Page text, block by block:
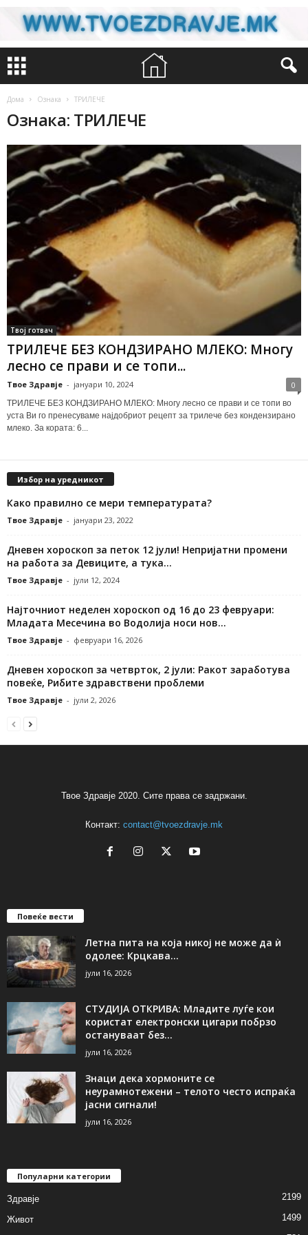
Дома Ознака ТРИЛЕЧЕ
Ознака: ТРИЛЕЧЕ
Твој готвач
ТРИЛЕЧЕ БЕЗ КОНДЗИРАНО МЛЕКО: Многу
лесно се прави и се топи...
Твое Здравје - јануари 10, 2024 0
ТРИЛЕЧЕ БЕЗ КОНДЗИРАНО МЛЕКО: Многу лесно се прави и се топи во
уста Ви го пренесуваме најдобриот рецепт за трилече без кондензирано
млеко. За кората: 6...
Избор на уредникот
Како правилно се мери температурата?
Твое Здравје - јануари 23, 2022
Дневен хороскоп за петок 12 јули! Непријатни промени
на работа за Девиците, а тука...
Твое Здравје - јули 12, 2024
Најточниот неделен хороскоп од 16 до 23 февруари:
Младата Месечина во Водолија носи нов...
Твое Здравје - февруари 16, 2026
Дневен хороскоп за четврток, 2 јули: Ракот заработува
повеќе, Рибите здравствени проблеми
Твое Здравје - јули 2, 2026
Твое Здравје 2020. Сите права се задржани.
Контакт: contact@tvoezdravje.mk
Повеќе вести
Летна пита на која никој не може да ѝ
одолее: Крцкава...
јули 16, 2026
СТУДИЈА ОТКРИВА: Младите луѓе кои
користат електронски цигари побрзо
остануваат без...
јули 16, 2026
Знаци дека хормоните се
неурамнотежени – телото често испраќа
јасни сигнали!
јули 16, 2026
Популарни категории
Здравје 2199
Живот 1499